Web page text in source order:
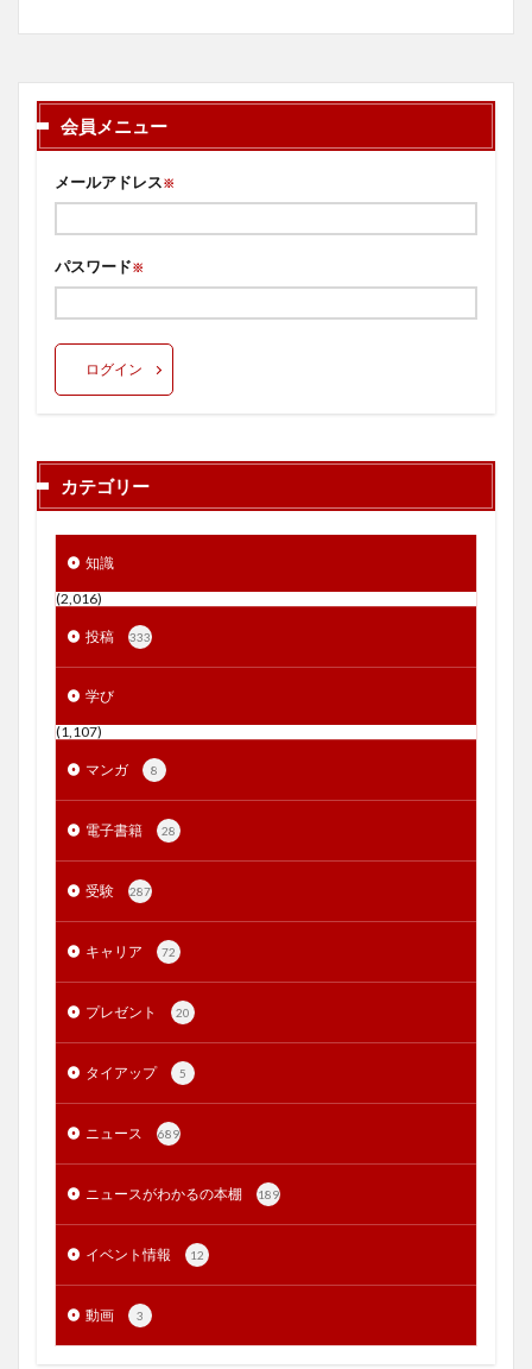
会員メニュー
メールアドレス※
パスワード※
ログイン
カテゴリー
知識
(2,016)
投稿 333
学び
(1,107)
マンガ 8
電子書籍 28
受験 287
キャリア 72
プレゼント 20
タイアップ 5
ニュース 689
ニュースがわかるの本棚 189
イベント情報 12
動画 3